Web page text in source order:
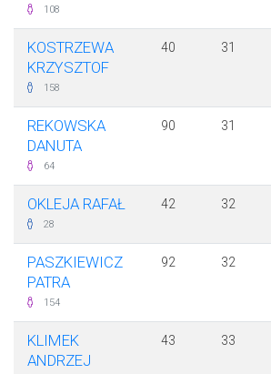
108
KOSTRZEWA
KRZYSZTOF
158
40 31
REKOWSKA
DANUTA
64
90 31
OKLEJA RAFAŁ
28
42 32
PASZKIEWICZ
PATRA
154
92 32
KLIMEK
ANDRZEJ
43 33